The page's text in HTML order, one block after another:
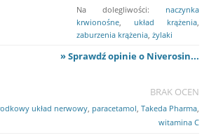
Na dolegliwości: naczynka
krwionośne
układ krążenia
zaburzenia krążenia żylaki
» Sprawdź opinie o Niverosin...
BRAK OCEN
układ nerwowy paracetamol Takeda Pharma
witamina C